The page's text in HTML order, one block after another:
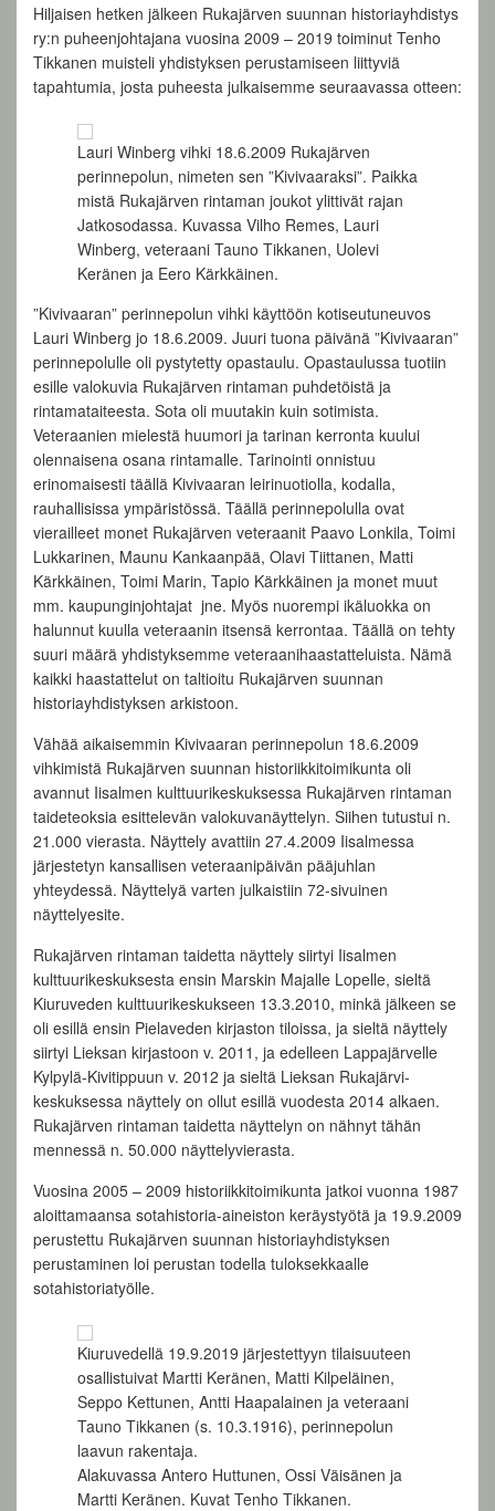
Hiljaisen hetken jälkeen Rukajärven suunnan historiayhdistys
ry:n puheenjohtajana vuosina 2009 – 2019 toiminut Tenho
Tikkanen muisteli yhdistyksen perustamiseen liittyviä
tapahtumia, josta puheesta julkaisemme seuraavassa otteen:
Lauri Winberg vihki 18.6.2009 Rukajärven
perinnepolun, nimeten sen ”Kivivaaraksi”. Paikka
mistä Rukajärven rintaman joukot ylittivät rajan
Jatkosodassa. Kuvassa Vilho Remes, Lauri
Winberg, veteraani Tauno Tikkanen, Uolevi
Keränen ja Eero Kärkkäinen.
”Kivivaaran” perinnepolun vihki käyttöön kotiseutuneuvos
Lauri Winberg jo 18.6.2009. Juuri tuona päivänä ”Kivivaaran”
perinnepolulle oli pystytetty opastaulu. Opastaulussa tuotiin
esille valokuvia Rukajärven rintaman puhdetöistä ja
rintamataiteesta. Sota oli muutakin kuin sotimista.
Veteraanien mielestä huumori ja tarinan kerronta kuului
olennaisena osana rintamalle. Tarinointi onnistuu
erinomaisesti täällä Kivivaaran leirinuotiolla, kodalla,
rauhallisissa ympäristössä. Täällä perinnepolulla ovat
vierailleet monet Rukajärven veteraanit Paavo Lonkila, Toimi
Lukkarinen, Maunu Kankaanpää, Olavi Tiittanen, Matti
Kärkkäinen, Toimi Marin, Tapio Kärkkäinen ja monet muut
mm. kaupunginjohtajat jne. Myös nuorempi ikäluokka on
halunnut kuulla veteraanin itsensä kerrontaa. Täällä on tehty
suuri määrä yhdistyksemme veteraanihaastatteluista. Nämä
kaikki haastattelut on taltioitu Rukajärven suunnan
historiayhdistyksen arkistoon.
Vähää aikaisemmin Kivivaaran perinnepolun 18.6.2009
vihkimistä Rukajärven suunnan historiikkitoimikunta oli
avannut Iisalmen kulttuurikeskuksessa Rukajärven rintaman
taideteoksia esittelevän valokuvanäyttelyn. Siihen tutustui n.
21.000 vierasta. Näyttely avattiin 27.4.2009 Iisalmessa
järjestetyn kansallisen veteraanipäivän pääjuhlan
yhteydessä. Näyttelyä varten julkaistiin 72-sivuinen
näyttelyesite.
Rukajärven rintaman taidetta näyttely siirtyi Iisalmen
kulttuurikeskuksesta ensin Marskin Majalle Lopelle, sieltä
Kiuruveden kulttuurikeskukseen 13.3.2010, minkä jälkeen se
oli esillä ensin Pielaveden kirjaston tiloissa, ja sieltä näyttely
siirtyi Lieksan kirjastoon v. 2011, ja edelleen Lappajärvelle
Kylpylä-Kivitippuun v. 2012 ja sieltä Lieksan Rukajärvi-
keskuksessa näyttely on ollut esillä vuodesta 2014 alkaen.
Rukajärven rintaman taidetta näyttelyn on nähnyt tähän
mennessä n. 50.000 näyttelyvierasta.
Vuosina 2005 – 2009 historiikkitoimikunta jatkoi vuonna 1987
aloittamaansa sotahistoria-aineiston keräystyötä ja 19.9.2009
perustettu Rukajärven suunnan historiayhdistyksen
perustaminen loi perustan todella tuloksekkaalle
sotahistoriatyölle.
Kiuruvedellä 19.9.2019 järjestettyyn tilaisuuteen
osallistuivat Martti Keränen, Matti Kilpeläinen,
Seppo Kettunen, Antti Haapalainen ja veteraani
Tauno Tikkanen (s. 10.3.1916), perinnepolun
laavun rakentaja.
Alakuvassa Antero Huttunen, Ossi Väisänen ja
Martti Keränen. Kuvat Tenho Tikkanen.